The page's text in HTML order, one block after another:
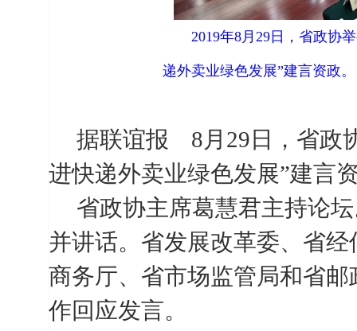
2019年8月 29 日，省政协
递外卖业绿色发展”建言资政。
据联谊报 8月 29 日，省政
进快递外卖业绿色发展”建言
省政协主席葛慧君主持论
并讲话。省发展改革委、省
商务厅、省市场监管局和省
作回应发言。